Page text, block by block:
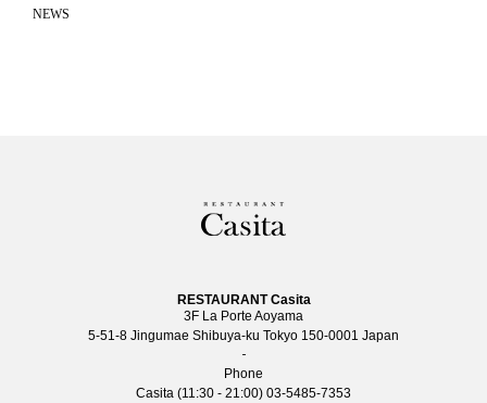
NEWS
RESTAURANT Casita
3F La Porte Aoyama
5-51-8 Jingumae Shibuya-ku Tokyo 150-0001 Japan
Phone
Casita (11:30 - 21:00) 03-5485-7353